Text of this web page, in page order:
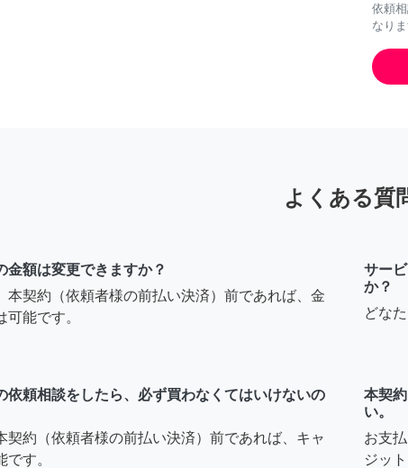
依頼
なりま
よくある質
金額は変更できますか？
本契約（依頼者様の前払い決済）前であれば、金
可能です。
サー
か？
どな
依頼相談をしたら、必ず買わなくてはいけないの
契約（依頼者様の前払い決済）前であれば、キャ
です。
本契
い。
お支
ジッ